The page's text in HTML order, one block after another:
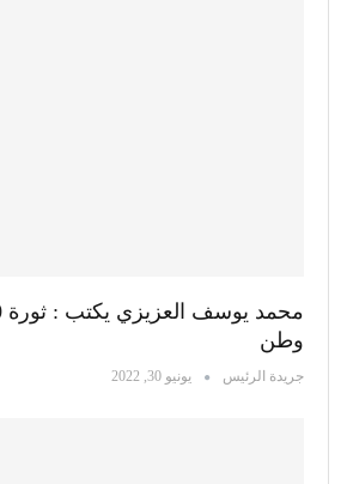
وطن
جريدة الرئيس يونيو 30, 2022